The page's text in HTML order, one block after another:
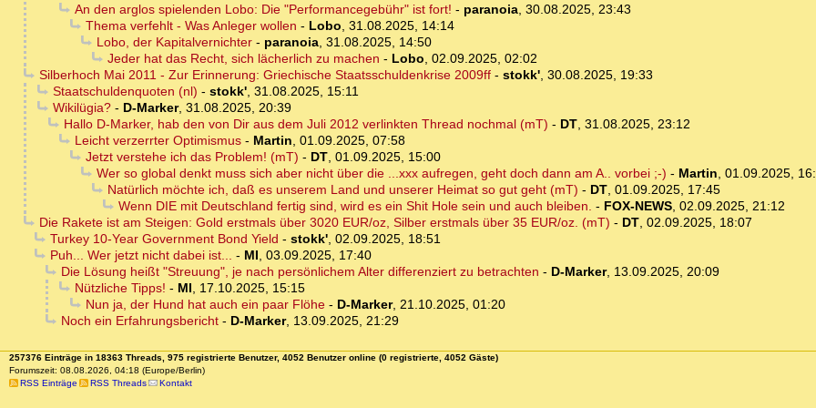
An den arglos spielenden Lobo: Die "Performancegebühr" ist fort! - paranoia, 30.08.2025, 23:43
Thema verfehlt - Was Anleger wollen - Lobo, 31.08.2025, 14:14
Lobo, der Kapitalvernichter- paranoia, 31.08.2025, 14:50
Jeder hat das Recht, sich lächerlich zu machen - Lobo, 02.09.2025, 02:02
Silberhoch Mai 2011 - Zur Erinnerung: Griechische Staatsschuldenkrise 2009ff- stokk', 30.08.2025, 19:33
Staatschuldenquoten (nl) - stokk', 31.08.2025, 15:11
Wikilügia?- D-Marker, 31.08.2025, 20:39
Hallo D-Marker, hab den von Dir aus dem Juli 2012 verlinkten Thread nochmal (mT) - DT, 31.08.2025, 23:12
Leicht verzerrter Optimismus- Martin, 01.09.2025, 07:58
Jetzt verstehe ich das Problem! (mT) - DT, 01.09.2025, 15:00
Wer so global denkt muss sich aber nicht über die ...xxx aufregen, geht doch dann am A.. vorbei ;-) - Martin, 01.09.2025,
Natürlich möchte ich, daß es unserem Land und unserer Heimat so gut geht (mT) - DT, 01.09.2025, 17:45
Wenn DIE mit Deutschland fertig sind, wird es ein Shit Hole sein und auch bleiben. - FOX-NEWS, 02.09.2025, 21:12
Die Rakete ist am Steigen: Gold erstmals über 3020 EUR/oz, Silber erstmals über 35 EUR/oz. (mT) - DT, 02.09.2025, 18:07
Turkey 10-Year Government Bond Yield - stokk', 02.09.2025, 18:51
Puh... Wer jetzt nicht dabei ist... - MI, 03.09.2025, 17:40
Die Lösung heißt "Streuung", je nach persönlichem Alter differenziert zu betrachten - D-Marker, 13.09.2025, 20:09
Nützliche Tipps! - MI, 17.10.2025, 15:15
Nun ja, der Hund hat auch ein paar Flöhe- D-Marker, 21.10.2025, 01:20
Noch ein Erfahrungsbericht- D-Marker, 13.09.2025, 21:29
257376 Einträge in 18363 Threads, 975 registrierte Benutzer, 4052 Benutzer online (0 registrierte, 4052 Gäste)
Forumszeit: 08.08.2026, 04:18 (Europe/Berlin)
RSS Einträge
RSS Threads Kontakt